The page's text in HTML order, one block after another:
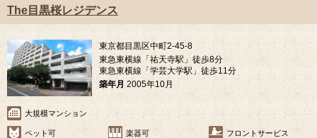
The目黒桜レジデンス
東京都目黒区中町2-45-8
東急東横線「祐天寺駅」徒歩8分
東急東横線「学芸大学駅」徒歩11分
築年月 2005年10月
大規模マンション
ペット可 楽器可 フロントサービス